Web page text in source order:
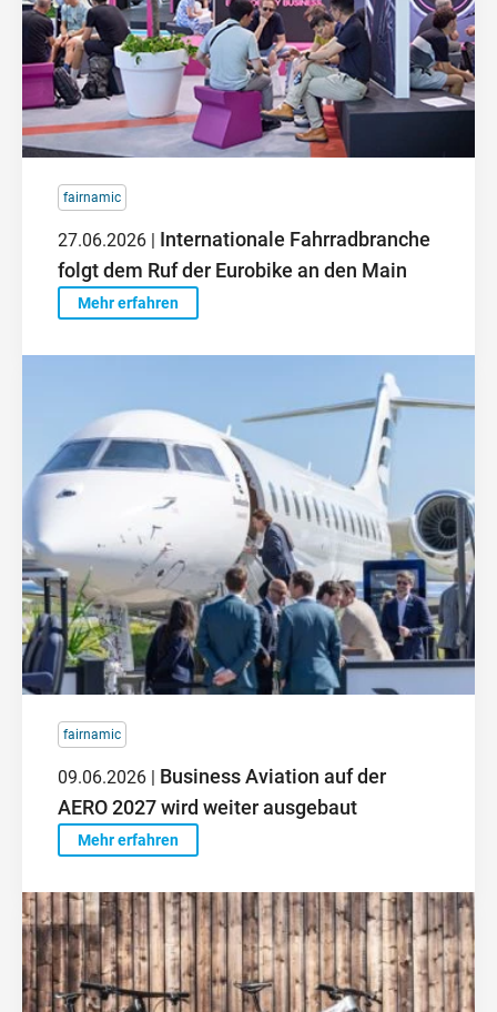
fairnamic
27.06.2026 | Internationale Fahrradbranche
folgt dem Ruf der Eurobike an den Main
Mehr erfahren
fairnamic
09.06.2026 | Business Aviation auf der
AERO 2027 wird weiter ausgebaut
Mehr erfahren